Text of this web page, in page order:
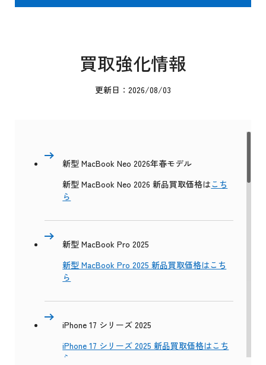
買取強化情報
更新日：2026/08/03
新型 MacBook Neo 2026年春モデル
新型 MacBook Neo 2026 新品買取価格はこち
ら
新型 MacBook Pro 2025
新型 MacBook Pro 2025 新品買取価格はこち
ら
iPhone 17 シリーズ 2025
iPhone 17 シリーズ 2025 新品買取価格はこち
ら